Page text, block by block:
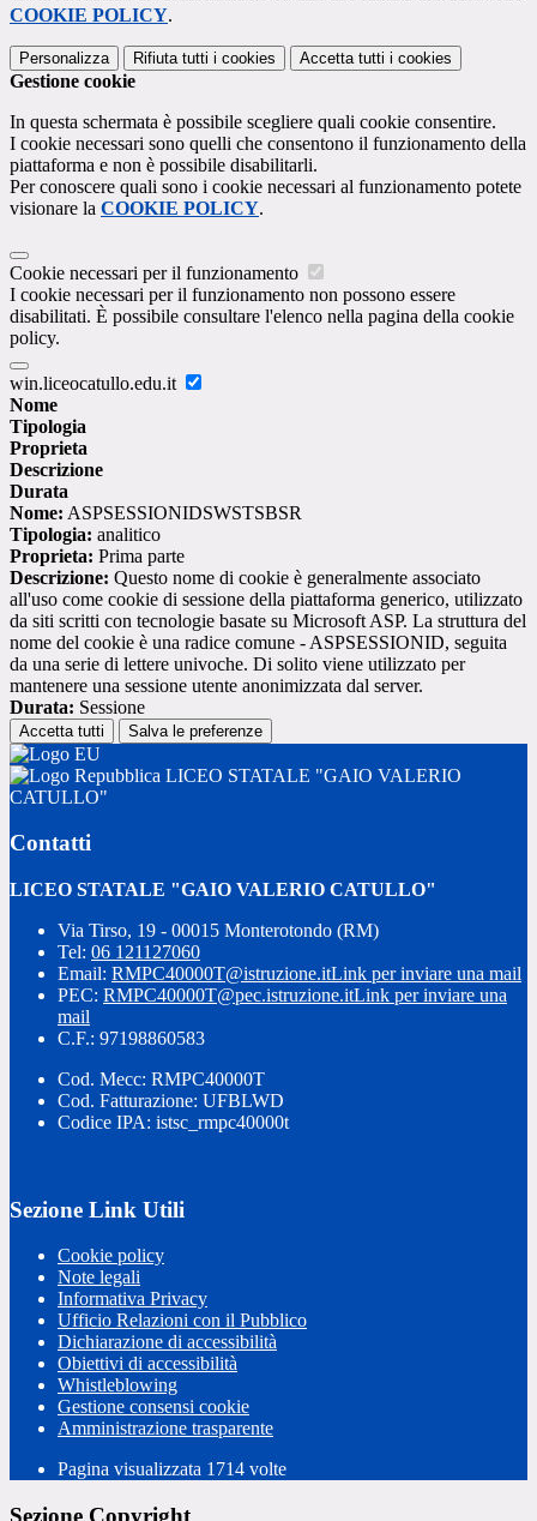
COOKIE POLICY.
Personalizza Rifiuta tutti i cookies Accetta tutti i cookies
Gestione cookie
In questa schermata è possibile scegliere quali cookie consentire.
I cookie necessari sono quelli che consentono il funzionamento della
piattaforma e non è possibile disabilitarli.
Per conoscere quali sono i cookie necessari al funzionamento potete
visionare la COOKIE POLICY.
Cookie necessari per il funzionamento
I cookie necessari per il funzionamento non possono essere
disabilitati. È possibile consultare l'elenco nella pagina della cookie
policy.
win.liceocatullo.edu.it
Nome
Tipologia
Proprieta
Descrizione
Durata
Nome: ASPSESSIONIDSWSTSBSR
Tipologia: analitico
Proprieta: Prima parte
Descrizione: Questo nome di cookie è generalmente associato
all'uso come cookie di sessione della piattaforma generico, utilizzato
da siti scritti con tecnologie basate su Microsoft ASP. La struttura del
nome del cookie è una radice comune - ASPSESSIONID, seguita
da una serie di lettere univoche. Di solito viene utilizzato per
mantenere una sessione utente anonimizzata dal server.
Durata: Sessione
Accetta tutti Salva le preferenze
LICEO STATALE "GAIO VALERIO
CATULLO"
Contatti
LICEO STATALE "GAIO VALERIO CATULLO"
Via Tirso, 19 - 00015 Monterotondo (RM)
Tel: 06 121127060
Email: RMPC40000T@istruzione.itLink per inviare una mail
PEC: RMPC40000T@pec.istruzione.itLink per inviare una
mail
C.F.: 97198860583
Cod. Mecc: RMPC40000T
Cod. Fatturazione: UFBLWD
Codice IPA: istsc_rmpc40000t
Sezione Link Utili
Cookie policy
Note legali
Informativa Privacy
Ufficio Relazioni con il Pubblico
Dichiarazione di accessibilità
Obiettivi di accessibilità
Whistleblowing
Gestione consensi cookie
Amministrazione trasparente
Pagina visualizzata 1714 volte
Sezione Copyright